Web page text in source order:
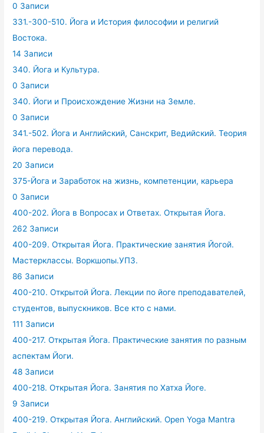
0 Записи
331.-300-510. Йога и История философии и религий
Востока.
14 Записи
340. Йога и Культура.
0 Записи
340. Йоги и Происхождение Жизни на Земле.
0 Записи
341.-502. Йога и Английский, Санскрит, Ведийский. Теория
йога перевода.
20 Записи
375-Йога и Заработок на жизнь, компетенции, карьера
0 Записи
400-202. Йога в Вопросах и Ответах. Открытая Йога.
262 Записи
400-209. Открытая Йога. Практические занятия Йогой.
Мастерклассы. Воркшопы.УПЗ.
86 Записи
400-210. Открытой Йога. Лекции по йоге преподавателей,
студентов, выпускников. Все кто с нами.
111 Записи
400-217. Открытая Йога. Практические занятия по разным
аспектам Йоги.
48 Записи
400-218. Открытая Йога. Занятия по Хатха Йоге.
9 Записи
400-219. Открытая Йога. Английский. Open Yoga Mantra